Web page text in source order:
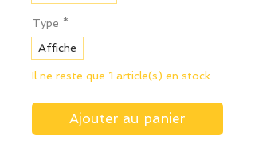
Type *
Affiche
Il ne reste que 1 article(s) en stock
Ajouter au panier